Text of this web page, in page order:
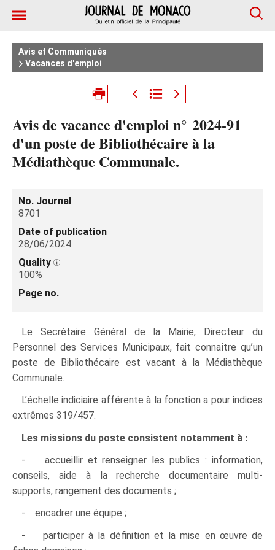
Avis et Communiqués
Vacances d'emploi
Avis de vacance d'emploi n° 2024‑91
d'un poste de Bibliothécaire à la
Médiathèque Communale.
No. Journal
8701
Date of publication
28/06/2024
Quality
100%
Page no.
Le Secrétaire Général de la Mairie, Directeur du
Personnel des Services Municipaux, fait connaître qu’un
poste de Bibliothécaire est vacant à la Médiathèque
Communale.
L’échelle indiciaire afférente à la fonction a pour indices
extrêmes 319/457.
Les missions du poste consistent notamment à :
- accueillir et renseigner les publics : information,
conseils, aide à la recherche documentaire multi-
supports, rangement des documents ;
- encadrer une équipe ;
- participer à la définition et la mise en œuvre de